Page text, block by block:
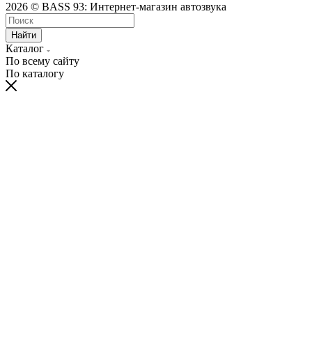
2026 © BASS 93: Интернет-магазин автозвука
Найти
Каталог
По всему сайту
По каталогу